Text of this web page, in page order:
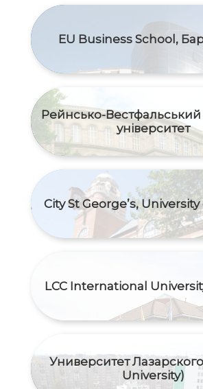
EU Business School,
Рейнсько-Вестфальський
університет
City St George’s,
LCC International
Университет
University)